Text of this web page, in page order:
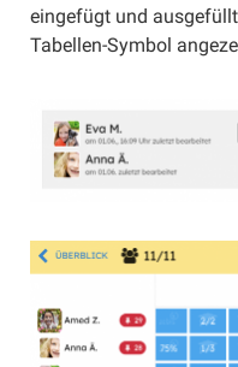
eingefügt und
Tabellen-Symbol
Konto löschen
Kurse
Kurse archivieren
Kurse gemeinsam
Schüler/innen anlegen
Schüler/innen übertragen
Gruppen verwenden